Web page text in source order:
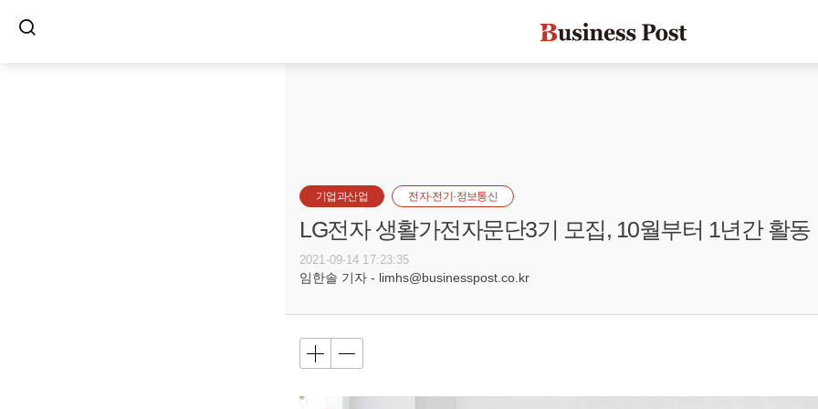
기업과산업 전자·전기·정보통신
LG전자 생활가전자문단3기 모집, 10월부터 1년간 활동
2021-09-14 17:23:35
임한솔 기자 - limhs@businesspost.co.kr